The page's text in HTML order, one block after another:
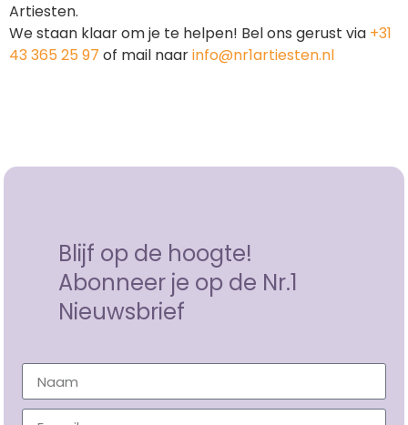
Artiesten.
We staan klaar om je te helpen! Bel ons gerust via +31
43 365 25 97 of mail naarinfo@nr1artiesten.nl
Blijf op de hoogte!
Abonneer je op de Nr.1
Nieuwsbrief